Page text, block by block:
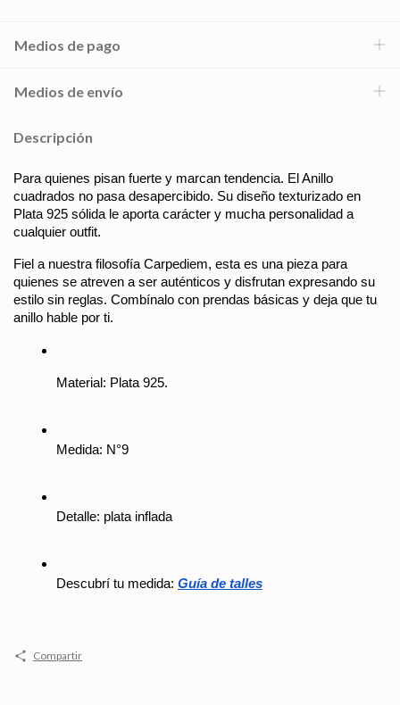
Medios de pago
Medios de envío
Descripción
Para quienes pisan fuerte y marcan tendencia. El Anillo
cuadrados no pasa desapercibido. Su diseño texturizado en
Plata 925 sólida le aporta carácter y mucha personalidad a
cualquier outfit.
Fiel a nuestra filosofía Carpediem, esta es una pieza para
quienes se atreven a ser auténticos y disfrutan expresando su
estilo sin reglas. Combínalo con prendas básicas y deja que tu
anillo hable por ti.
Material: Plata 925.
Medida: N°9
Detalle: plata inflada
Descubrí tu medida: Guía de talles
Compartir